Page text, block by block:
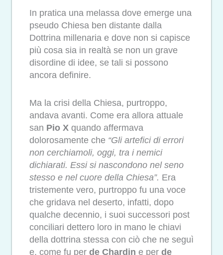
In pratica una melassa dove emerge una
pseudo Chiesa ben distante dalla
Dottrina millenaria e dove non si capisce
più cosa sia in realtà se non un grave
disordine di idee, se tali si possono
ancora definire.
Ma la crisi della Chiesa, purtroppo,
andava avanti. Come era allora attuale
san Pio X quando affermava
dolorosamente che “Gli artefici di errori
non cerchiamoli, oggi, tra i nemici
dichiarati. Essi si nascondono nel seno
stesso e nel cuore della Chiesa”. Era
tristemente vero, purtroppo fu una voce
che gridava nel deserto, infatti, dopo
qualche decennio, i suoi successori post
conciliari dettero loro in mano le chiavi
della dottrina stessa con ciò che ne seguì
e, come fu per de Chardin e per de